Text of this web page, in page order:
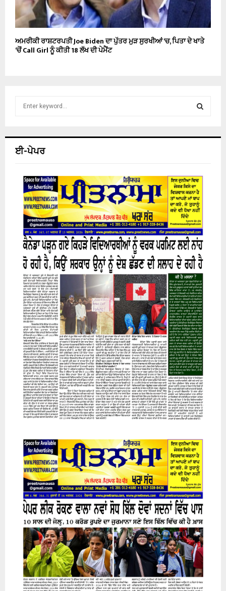
ਅਮਰੀਕੀ ਰਾਸ਼ਟਰਪਤੀ Joe Biden ਦਾ ਪੁੱਤਰ ਮੁੜ ਸੁਰਖੀਆਂ ‘ਚ, ਪਿਤਾ ਦੇ ਖਾਤੇ
‘ਚੋਂ Call Girl ਨੂੰ ਕੀਤੀ 18 ਲੱਖ ਦੀ ਪੇਮੈਂਟ
h
R
C
H
ਈ-ਪੇਪਰ
07 August 2026